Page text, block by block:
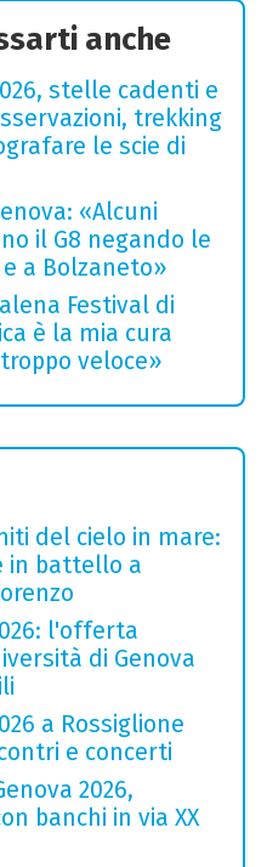
anche
stelle cadenti e
trekking
le scie di
«Alcuni
il G8 negando le
a Bolzaneto»
Festival di
è la mia cura
veloce»
del cielo in mare:
in battello a
l'offerta
di Genova
a Rossiglione
e concerti
2026,
banchi in via XX